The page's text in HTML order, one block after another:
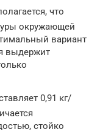
что
окружающей
вариант
выдержит
0,91 кг/
стойко